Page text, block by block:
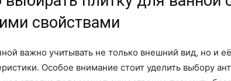
свойствами
важно учитывать не только внешний вид, но и её
Особое внимание стоит уделить выбору